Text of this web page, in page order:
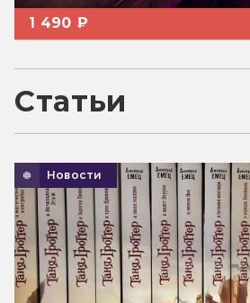
1 490 ₽
Статьи
Новости